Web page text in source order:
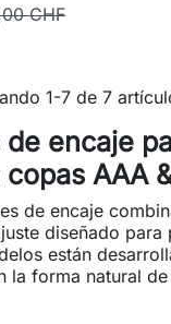
CHF
1-7 de 7
encaje
AAA
de encaje
diseñado para
están
la forma natural